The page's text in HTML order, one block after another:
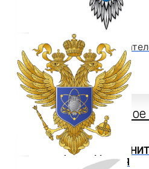
Отзывы
Выпускники
Дополнительное
ЦЕНТР
ОБРАЗОВАНИЯ